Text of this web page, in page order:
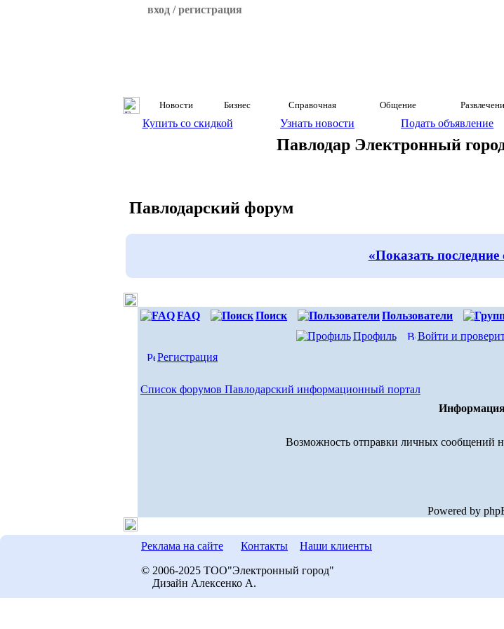
вход / регистрация
Новости Бизнес Справочная Общение
Купить со скидкой Узнать новости Подать объявление
Павлодар Электронный
Павлодарский форум
«Показать
FAQ Поиск Пользователи
Профиль
Войти и
Регистрация
Список форумов Павлодарский информационный портал
Возможность отправки личных сообщений
Powered by
Реклама на сайте Контакты Наши клиенты
© 2006-2025 ТОО"Электронный город"
Дизайн Алексенко А.